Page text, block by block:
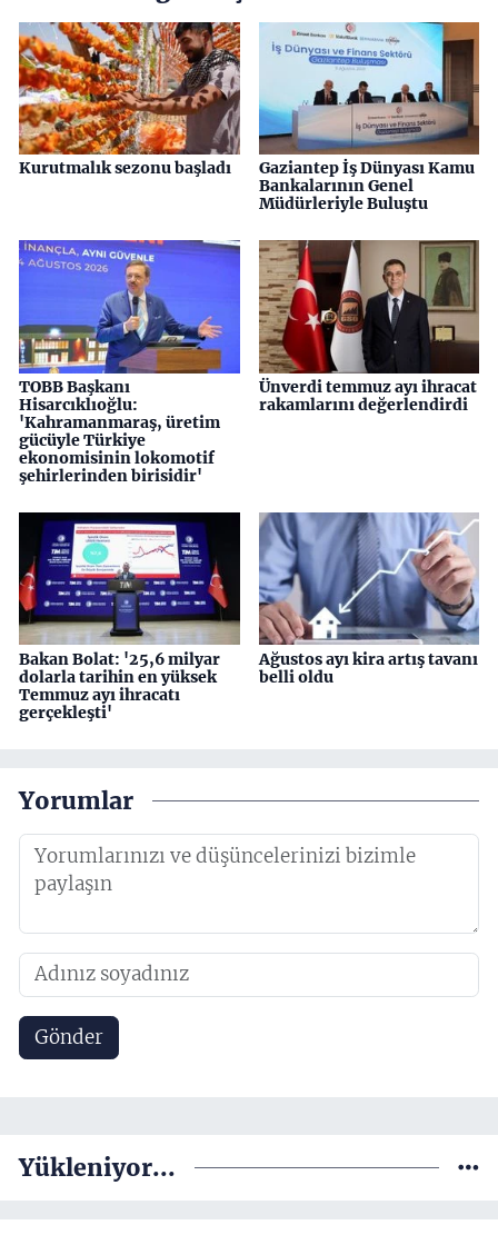
Kurutmalık sezonu başladı
Gaziantep İş Dünyası Kamu
Bankalarının Genel
Müdürleriyle Buluştu
TOBB Başkanı
Hisarcıklıoğlu:
'Kahramanmaraş, üretim
gücüyle Türkiye
ekonomisinin lokomotif
şehirlerinden birisidir'
Ünverdi temmuz ayı ihracat
rakamlarını değerlendirdi
Bakan Bolat: '25,6 milyar
dolarla tarihin en yüksek
Temmuz ayı ihracatı
gerçekleşti'
Ağustos ayı kira artış tavanı
belli oldu
Yorumlar
Gönder
Yükleniyor...